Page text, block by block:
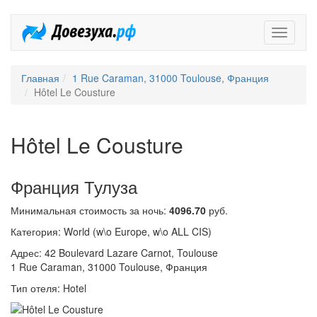
Главная
1 Rue Caraman, 31000 Toulouse, Франция
Hôtel Le Cousture
Hôtel Le Cousture
Франция Тулуза
Минимальная стоимость за ночь: 4096.70 руб.
Категория: World (w\o Europe, w\o ALL CIS)
Адрес: 42 Boulevard Lazare Carnot, Toulouse
1 Rue Caraman, 31000 Toulouse, Франция
Тип отеля: Hotel